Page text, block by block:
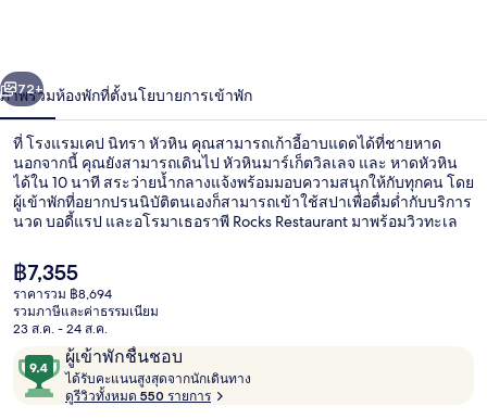
หัวหิน
า
ถัดไป
72+
ภาพรวมห้องพักที่ตั้งนโยบายการเข้าพัก
ที่ โรงแรมเคป นิทรา หัวหิน คุณสามารถเก้าอี้อาบแดดได้ที่ชายหาด
นอกจากนี้ คุณยังสามารถเดินไป หัวหินมาร์เก็ตวิลเลจ และ หาดหัวหิน
ได้ใน 10 นาที สระว่ายน้ำกลางแจ้งพร้อมมอบความสนุกให้กับทุกคน โดย
ผู้เข้าพักที่อยากปรนนิบัติตนเองก็สามารถเข้าใช้สปาเพื่อดื่มด่ำกับบริการ
นวด บอดี้แรป และอโรมาเธอราพี Rocks Restaurant มาพร้อมวิวทะเล
วัน และอาหารเย็น บาร์/เลานจ์ ฟิตเนส และซาวน่าคือไฮไลท์เพิ่มเติม
ในโรงแรมสุดหรูแห่งนี้ นักเดินทางหลายคนถูกใจสภาพที่พัก
ราคา
ปัจจุบัน
฿7,355
฿7,355
ราคารวม ฿8,694
รวมภาษีและค่าธรรมเนียม
23 ส.ค. - 24 ส.ค.
รีวิว ผู้เข้าพักชื่นชอบ
9.4
จาก
10,
ได้รับคะแนนสูงสุดจากนักเดินทาง
ดูรีวิวทั้งหมด 550 รายการ